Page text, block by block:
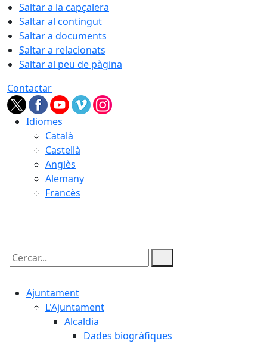
Saltar a la capçalera
Saltar al contingut
Saltar a documents
Saltar a relacionats
Saltar al peu de pàgina
Contactar
Idiomes
Català
Castellà
Anglès
Alemany
Francès
Cercar:
Ajuntament
L'Ajuntament
Alcaldia
Dades biogràfiques